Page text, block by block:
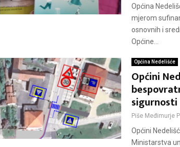
Općina
mjerom
osnovnih i
Općine...
Općina Nedelišće
Općini
sigurnosti
Piše Međimurje
Općini
Ministarstva